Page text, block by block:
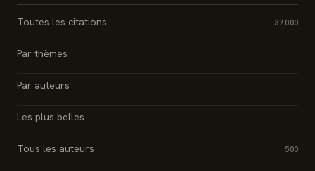
Toutes les citations 37 000
Par thèmes
Par auteurs
Les plus belles
Tous les auteurs 500